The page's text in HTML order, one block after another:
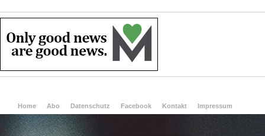
Home Abo Datenschutz Facebook Kontakt Impressum